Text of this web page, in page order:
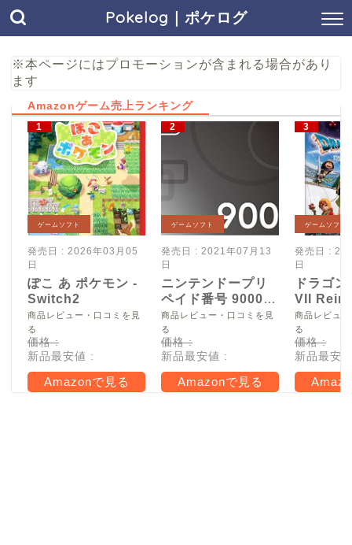
Pokelog｜ポケログ
※本ページにはプロモーションが含まれる場合があり
ます
Amazonゲーム売上ランキング
ゲームソフト
発売日 : 2026年03月05
日
ぽこ あ ポケモン -
Switch2
商品レビュー・口コミを見
る
価格 :
新品最安値 :
Amazonで見る
ゲームソフト
発売日 : 2021年07月13
日
ニンテンドープリ
ペイド番号 9000
円|オンラインコー
ド版
商品レビュー・口コミを見
る
価格 :
新品最安値 :
Amazonで見る
ゲームソフト
発売日 :
日
ドラゴ
VII
Switch2
商品レビュ
る
価格 :
新品最安